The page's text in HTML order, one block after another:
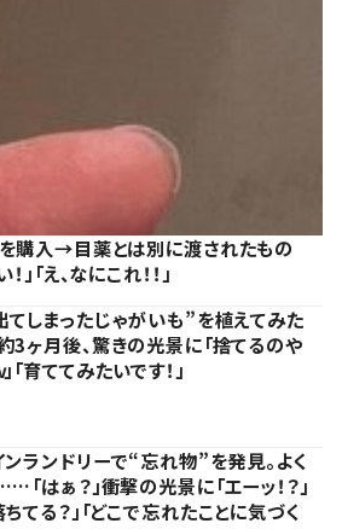
購入→目薬とは別に渡されたもの
「え、なにこれ！！」
てしまったじゃがいも”を植えてみた
ヶ月後、驚きの光景に「捨てるのや
「育ててみたいです！」
ンランドリーで“忘れ物”を発見。よく
「はぁ？」衝撃の光景に「エーッ！？」
ちてる？」「どこで忘れたことに気づく